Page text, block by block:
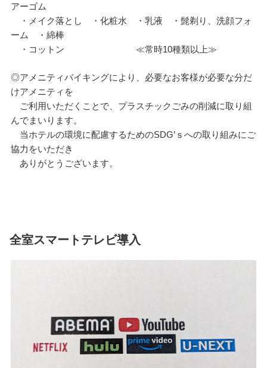
アーゴム
・メイク落とし ・化粧水 ・乳液 ・髭剃り、洗顔フォ
ーム ・綿棒
・コットン ≪常時10種類以上≫
◎アメニティバイキングにより、必要なお客様が必要な分だ
けアメニティを
ご利用いただくことで、プラスチックごみの削減に取り組
んでまいります。
当ホテルの環境に配慮するためのSDG’ｓへの取り組みにご
協力をいただき
ありがとうございます。
全室スマートテレビ導入